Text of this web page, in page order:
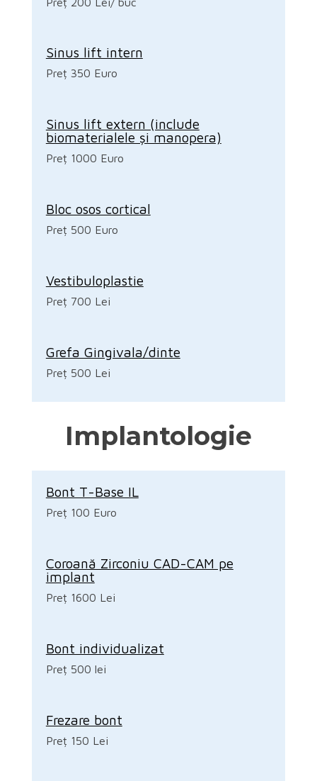
Sinus lift intern
Preț 350 Euro
Sinus lift extern (include
biomaterialele și manopera)
Preț 1000 Euro
Bloc osos cortical
Preț 500 Euro
Vestibuloplastie
Preț 700 Lei
Grefa Gingivala/dinte
Preț 500 Lei
Implantologie
Bont T-Base IL
Preț 100 Euro
Coroană Zirconiu CAD-CAM pe
implant
Preț 1600 Lei
Bont individualizat
Preț 500 lei
Frezare bont
Preț 150 Lei